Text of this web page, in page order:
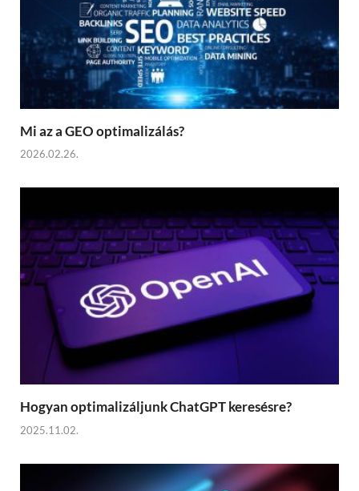
Mi az a GEO optimalizálás?
2026.02.26.
Hogyan optimalizáljunk ChatGPT keresésre?
2025.11.02.